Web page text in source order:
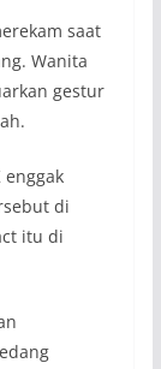
saat
Wanita
gestur
enggak
di
itu di